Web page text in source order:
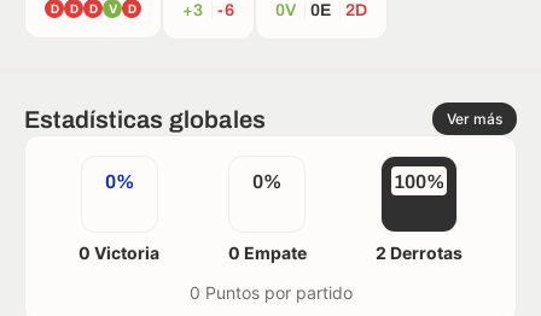
D D D V D +3 -6 0V 0E 2D
Estadísticas globales Ver más
0%
0 Victoria
0%
0 Empate
100%
2 Derrotas
0 Puntos por partido